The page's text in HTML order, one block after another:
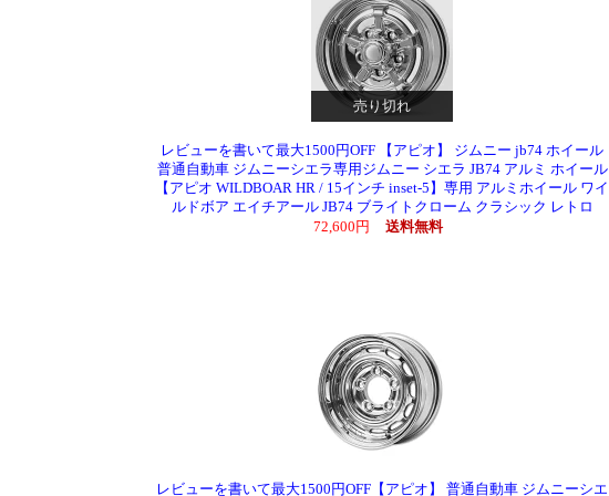
売り切れ
レビューを書いて最大1500円OFF 【アピオ】 ジムニー jb74 ホイール
普通自動車 ジムニーシエラ専用ジムニー シエラ JB74 アルミ ホイール
【アピオ WILDBOAR HR / 15インチ inset-5】専用 アルミホイール ワイ
ルドボア エイチアール JB74 ブライトクローム クラシック レトロ
72,600円
送料無料
レビューを書いて最大1500円OFF【アピオ】 普通自動車 ジムニーシエ